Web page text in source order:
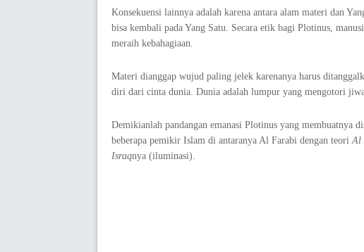
Konsekuensi lainnya adalah karena antara alam materi dan
bisa kembali pada Yang Satu. Secara etik bagi Plotinus,
meraih kebahagiaan.
Materi dianggap wujud paling jelek karenanya harus
diri dari cinta dunia. Dunia adalah lumpur yang mengotori
Demikianlah pandangan emanasi Plotinus yang membuatnya
beberapa pemikir Islam di antaranya Al Farabi dengan teoriAl
Israqnya (iluminasi).